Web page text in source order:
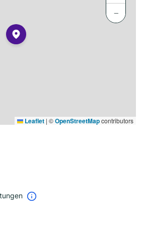
−
Leaflet | ©OpenStreetMapcontributors